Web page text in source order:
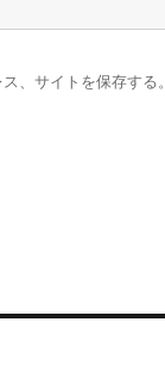
、サイトを保存する。